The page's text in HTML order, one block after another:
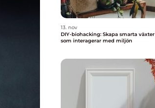
13. nov
DIY-biohacking: Skapa smarta växter
som interagerar med miljön